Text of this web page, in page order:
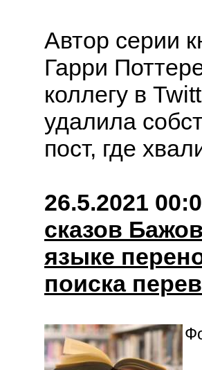
Автор серии
Гарри
коллегу в
удалила
пост, где
26.5.2021
сказов
языке
поиска